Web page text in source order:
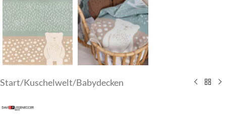
Start/Kuschelwelt/Babydecken